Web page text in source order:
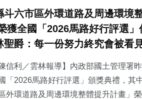
斗六市區外環道路及周邊環境
獲全國「2026馬路好行評選」
聖爵：每一份努力終究會被看
信利／雲林報導】內政部國土管理署昨
「2026馬路好行評選」頒獎典禮，其
外環道路及周邊環境整體提升計畫」